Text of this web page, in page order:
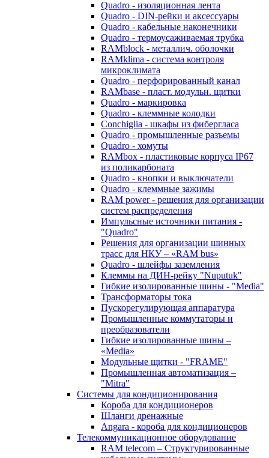
Quadro - изоляционная лента
Quadro - DIN-рейки и аксессуары
Quadro - кабельные наконечники
Quadro - термоусаживаемая трубка
RAMblock - металлич. оболочки
RAMklima - система контроля
микроклимата
Quadro - перфорированный канал
RAMbase - пласт. модульн. щитки
Quadro - маркировка
Quadro - клеммные колодки
Conchiglia - шкафы из фибергласа
Quadro - промышленные разъемы
Quadro - хомуты
RAMbox - пластиковые корпуса IP67
из поликарбоната
Quadro - кнопки и выключатели
Quadro - клеммные зажимы
RAM power - решения для организации
систем распределения
Импульсные источники питания -
"Quadro"
Решения для организации шинных
трасс для НКУ – «RAM bus»
Quadro - шлейфы заземления
Клеммы на ДИН-рейку "Nuputuk"
Гибкие изолированные шины - "Media"
Трансформаторы тока
Пускорегулирующая аппаратура
Промышленные коммутаторы и
преобразователи
Гибкие изолированные шины –
«Media»
Модульные щитки - "FRAME"
Промышленная автоматизация –
"Mitra"
Системы для кондиционирования
Короба для кондиционеров
Шланги дренажные
Angara - короба для кондиционеров
Телекоммуникационное оборудование
RAM telecom – Структурированные